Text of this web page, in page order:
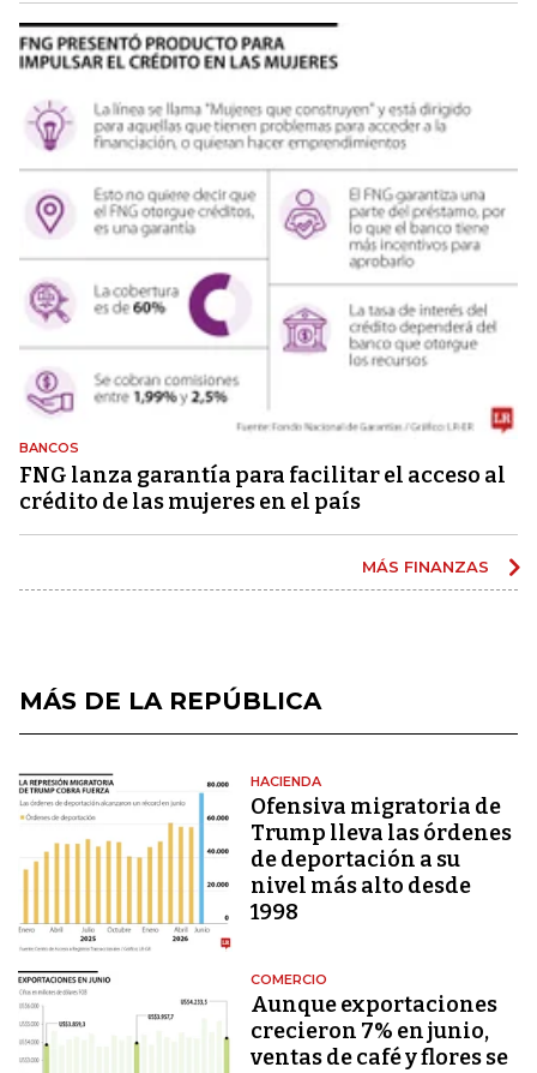
BANCOS
FNG lanza garantía para facilitar el acceso al
crédito de las mujeres en el país
MÁS FINANZAS
MÁS DE LA REPÚBLICA
HACIENDA
Ofensiva migratoria de
Trump lleva las órdenes
de deportación a su
nivel más alto desde
1998
COMERCIO
Aunque exportaciones
crecieron 7% en junio,
ventas de café y flores se